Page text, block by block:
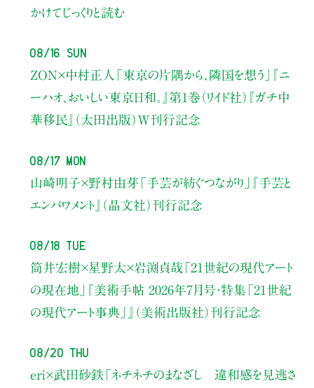
かけてじっくりと読む
08/16 Sun
ZON×中村正人 「東京の片隅から、隣国を想う」
『ニ
ーハオ、おいしい東京日和。』第1巻（リイド社） 『ガチ中
華移民』（太田出版）W刊行記念
08/17 Mon
山崎明子×野村由芽 「手芸が紡ぐつながり」
『手芸と
エンパワメント』（晶文社）刊行記念
08/18 Tue
筒井宏樹×星野太×岩渕貞哉 「21世紀の現代アート
の現在地」
『美術手帖 2026年7月号・特集「21世紀
の現代アート事典」』（美術出版社）刊行記念
08/20 Thu
eri×武田砂鉄「ネチネチのまなざし 違和感を見逃さ